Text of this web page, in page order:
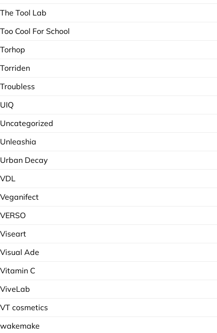
The Tool Lab
Too Cool For School
Torhop
Torriden
Troubless
UIQ
Uncategorized
Unleashia
Urban Decay
VDL
Veganifect
VERSO
Viseart
Visual Ade
Vitamin C
ViveLab
VT cosmetics
wakemake